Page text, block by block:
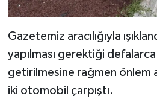
Gazetemiz aracılığıyla
yapılması gerektiği
getirilmesine rağmen önlem
iki otomobil çarpıştı.